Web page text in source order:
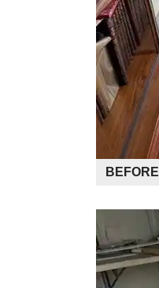
BEFORE